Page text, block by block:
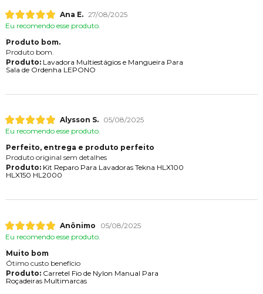
Ana E. 27/08/2025
Eu recomendo esse produto.
Produto bom.
Produto bom.
Produto:Lavadora Multiestágios e Mangueira Para
Sala de Ordenha LEPONO
Alysson S.
05/08/2025
Eu recomendo esse produto.
Perfeito, entrega e produto perfeito
Produto original sem detalhes
Produto:Kit Reparo Para Lavadoras Tekna HLX100
HLX150 HL2000
Anônimo
05/08/2025
Eu recomendo esse produto.
Muito bom
Ótimo custo benefício
Produto:Carretel Fio de Nylon Manual Para
Roçadeiras Multimarcas